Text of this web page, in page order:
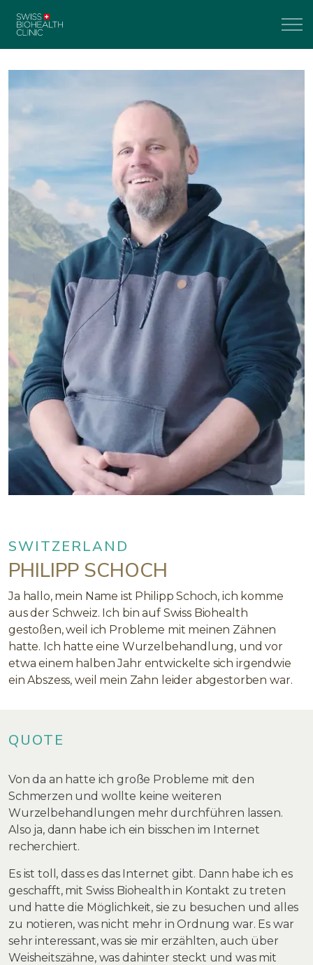
SWITZERLAND
PHILIPP SCHOCH
Ja hallo, mein Name ist Philipp Schoch, ich komme
aus der Schweiz. Ich bin auf Swiss Biohealth
gestoßen, weil ich Probleme mit meinen Zähnen
hatte. Ich hatte eine Wurzelbehandlung, und vor
etwa einem halben Jahr entwickelte sich irgendwie
ein Abszess, weil mein Zahn leider abgestorben war.
QUOTE
Von da an hatte ich große Probleme mit den
Schmerzen und wollte keine weiteren
Wurzelbehandlungen mehr durchführen lassen.
Also ja, dann habe ich ein bisschen im Internet
recherchiert.
Es ist toll, dass es das Internet gibt. Dann habe ich es
geschafft, mit Swiss Biohealth in Kontakt zu treten
und hatte die Möglichkeit, sie zu besuchen und alles
zu notieren, was nicht mehr in Ordnung war. Es war
sehr interessant, was sie mir erzählten, auch über
Weisheitszähne, was dahinter steckt und was mit